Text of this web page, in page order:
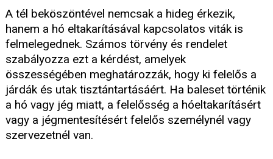
A tél beköszöntével nemcsak a hideg érkezik,
hanem a hó eltakarításával kapcsolatos viták is
felmelegednek. Számos törvény és rendelet
szabályozza ezt a kérdést, amelyek
összességében meghatározzák, hogy ki felelős a
járdák és utak tisztántartásáért. Ha baleset történik
a hó vagy jég miatt, a felelősség a hóeltakarításért
vagy a jégmentesítésért felelős személynél vagy
szervezetnél van.